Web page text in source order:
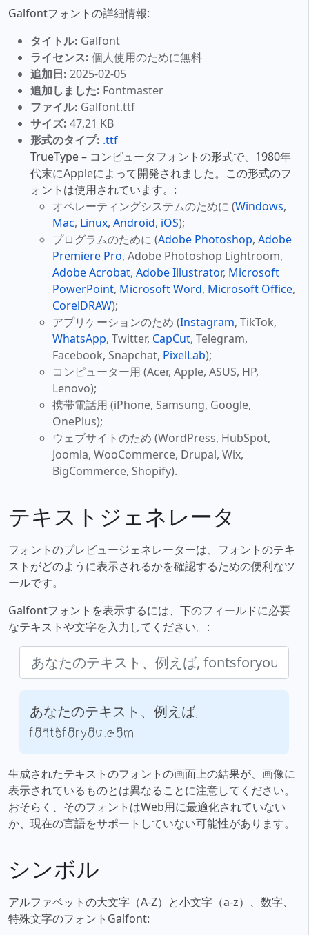
Galfontフォントの詳細情報:
タイトル: Galfont
ライセンス: 個人使用のために無料
追加日: 2025-02-05
追加しました: Fontmaster
ファイル: Galfont.ttf
サイズ: 47,21 KB
形式のタイプ: .ttf
TrueType – コンピュータフォントの形式で、1980年
代末にAppleによって開発されました。この形式のフ
ォントは使用されています。:
オペレーティングシステムのために (Windows,
Mac, Linux, Android, iOS);
プログラムのために (Adobe Photoshop, Adobe
Premiere Pro, Adobe Photoshop Lightroom,
Adobe Acrobat, Adobe Illustrator, Microsoft
PowerPoint, Microsoft Word, Microsoft Office,
CorelDRAW);
アプリケーションのため (Instagram, TikTok,
WhatsApp, Twitter, CapCut, Telegram,
Facebook, Snapchat, PixelLab);
コンピューター用 (Acer, Apple, ASUS, HP,
Lenovo);
携帯電話用 (iPhone, Samsung, Google,
OnePlus);
ウェブサイトのため (WordPress, HubSpot,
Joomla, WooCommerce, Drupal, Wix,
BigCommerce, Shopify).
テキストジェネレータ
フォントのプレビュージェネレーターは、フォントのテキ
ストがどのように表示されるかを確認するための便利なツ
ールです。
Galfontフォントを表示するには、下のフィールドに必要
なテキストや文字を入力してください。:
あなたのテキスト、例えば,
fontsforyou.com
生成されたテキストのフォントの画面上の結果が、画像に
表示されているものとは異なることに注意してください。
おそらく、そのフォントはWeb用に最適化されていない
か、現在の言語をサポートしていない可能性があります。
シンボル
アルファベットの大文字（A-Z）と小文字（a-z）、数字、
特殊文字のフォントGalfont: